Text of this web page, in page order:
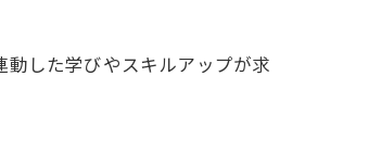
した学びやスキルアップが求